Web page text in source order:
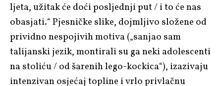
ljeta, užitak će doći posljednji put / i to će nas
obasjati.“ Pjesničke slike, dojmljivo složene od
prividno nespojivih motiva („sanjao sam
talijanski jezik, montirali su ga neki adolescenti
na stoliću / od šarenih lego-kockica“), izazivaju
intenzivan osjećaj topline i vrlo privlačnu